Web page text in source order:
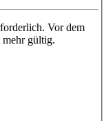
Vor dem
mehr gültig.